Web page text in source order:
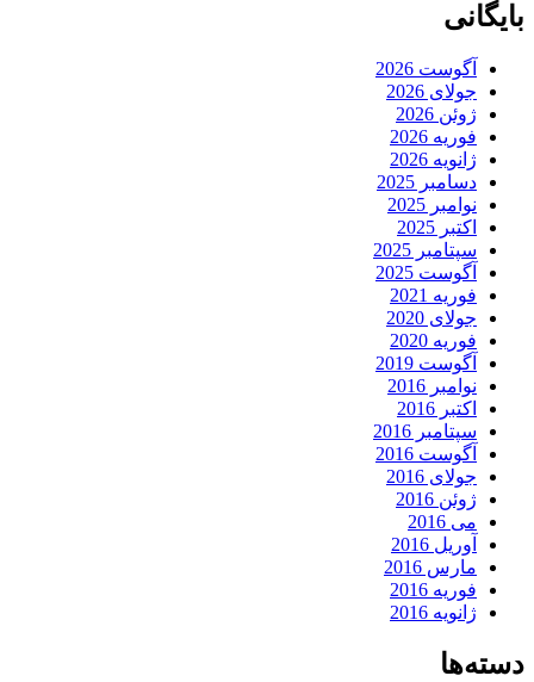
بایگانی
آگوست 2026
جولای 2026
ژوئن 2026
فوریه 2026
ژانویه 2026
دسامبر 2025
نوامبر 2025
اکتبر 2025
سپتامبر 2025
آگوست 2025
فوریه 2021
جولای 2020
فوریه 2020
آگوست 2019
نوامبر 2016
اکتبر 2016
سپتامبر 2016
آگوست 2016
جولای 2016
ژوئن 2016
می 2016
آوریل 2016
مارس 2016
فوریه 2016
ژانویه 2016
دسته‌ها